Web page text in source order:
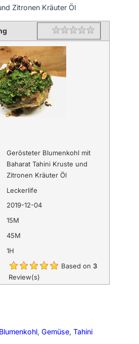
Zitronen Kräuter Öl
Rating 1 star
2 stars
3 stars
4 stars
5 stars
Gerösteter Blumenkohl mit
Baharat Tahini Kruste und
Zitronen Kräuter Öl
Leckerlife
2019-12-04
15M
45M
1H
Based on 3
Review(s)
Blumenkohl, Gemüse, Tahini